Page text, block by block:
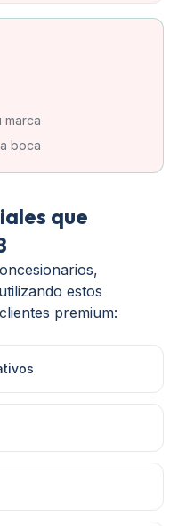
marca
boca
que
estos
premium: